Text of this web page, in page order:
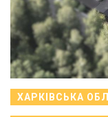
ХАРКІВСЬКА